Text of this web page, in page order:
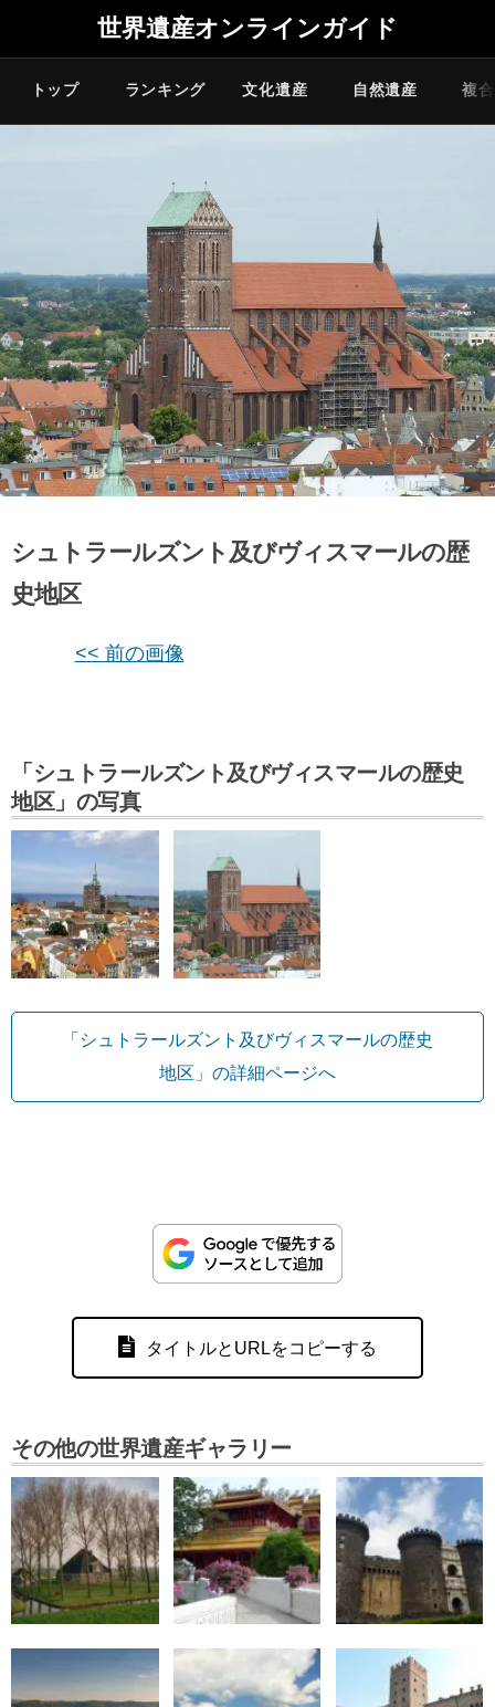
世界遺産オンラインガイド
トップ ランキング 文化遺産 自然遺産 複
シュトラールズント及びヴィスマールの歴
史地区
<< 前の画像
「シュトラールズント及びヴィスマールの歴史
地区」の写真
「シュトラールズント及びヴィスマールの歴史
地区」の詳細ページへ
タイトルとURLをコピーする
その他の世界遺産ギャラリー